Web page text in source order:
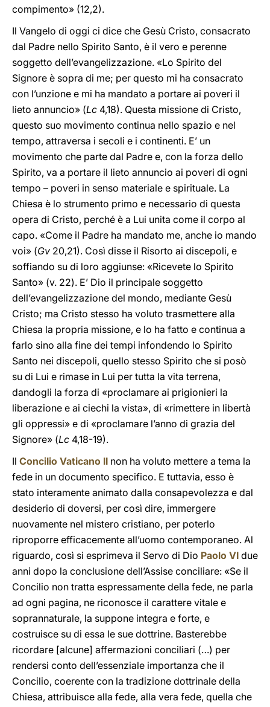
compimento» (12,2).
Il Vangelo di oggi ci dice che Gesù Cristo, consacrato
dal Padre nello Spirito Santo, è il vero e perenne
soggetto dell’evangelizzazione. «Lo Spirito del
Signore è sopra di me; per questo mi ha consacrato
con l’unzione e mi ha mandato a portare ai poveri il
lieto annuncio» (Lc 4,18). Questa missione di Cristo,
questo suo movimento continua nello spazio e nel
tempo, attraversa i secoli e i continenti. E’ un
movimento che parte dal Padre e, con la forza dello
Spirito, va a portare il lieto annuncio ai poveri di ogni
tempo – poveri in senso materiale e spirituale. La
Chiesa è lo strumento primo e necessario di questa
opera di Cristo, perché è a Lui unita come il corpo al
capo. «Come il Padre ha mandato me, anche io mando
voi» (Gv 20,21). Così disse il Risorto ai discepoli, e
soffiando su di loro aggiunse: «Ricevete lo Spirito
Santo» (v. 22). E’ Dio il principale soggetto
dell’evangelizzazione del mondo, mediante Gesù
Cristo; ma Cristo stesso ha voluto trasmettere alla
Chiesa la propria missione, e lo ha fatto e continua a
farlo sino alla fine dei tempi infondendo lo Spirito
Santo nei discepoli, quello stesso Spirito che si posò
su di Lui e rimase in Lui per tutta la vita terrena,
dandogli la forza di «proclamare ai prigionieri la
liberazione e ai ciechi la vista», di «rimettere in libertà
gli oppressi» e di «proclamare l’anno di grazia del
Signore» (Lc 4,18-19).
Il Concilio Vaticano II non ha voluto mettere a tema la
fede in un documento specifico. E tuttavia, esso è
stato interamente animato dalla consapevolezza e dal
desiderio di doversi, per così dire, immergere
nuovamente nel mistero cristiano, per poterlo
riproporre efficacemente all’uomo contemporaneo. Al
riguardo, così si esprimeva il Servo di Dio Paolo VI due
anni dopo la conclusione dell’Assise conciliare: «Se il
Concilio non tratta espressamente della fede, ne parla
ad ogni pagina, ne riconosce il carattere vitale e
soprannaturale, la suppone integra e forte, e
costruisce su di essa le sue dottrine. Basterebbe
ricordare [alcune] affermazioni conciliari (…) per
rendersi conto dell’essenziale importanza che il
Concilio, coerente con la tradizione dottrinale della
Chiesa, attribuisce alla fede, alla vera fede, quella che